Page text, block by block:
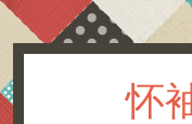
怀